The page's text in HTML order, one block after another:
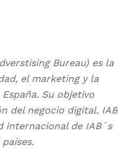
Bureau) es la
el marketing y la
Su objetivo
del negocio digital. IAB
internacional de IAB´s